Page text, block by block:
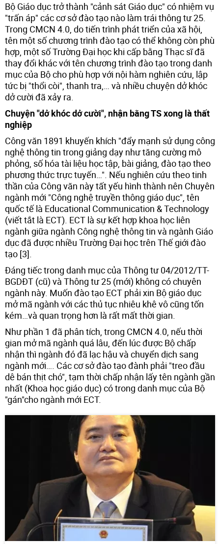
Bộ Giáo dục trở thành "cảnh sát Giáo dục" có nhiệm vụ
"trấn áp" các cơ sở đào tạo nào làm trái thông tư 25.
Trong CMCN 4.0, do tiến trình phát triển của xã hội,
tên một số chương trình đào tạo có thể không còn phù
hợp, một số Trường Đại học khi cấp bằng Thạc sĩ đã
thay đổi khác với tên chương trình đào tạo trong danh
mục của Bộ cho phù hợp với nội hàm nghiên cứu, lập
tức bị "thổi còi", thanh tra,… và nhiều chuyện dở khóc
dở cười đã xảy ra.
Chuyện "dở khóc dở cười", nhận bằng TS xong là thất
nghiệp
Công văn 1891 khuyến khích "đẩy mạnh sử dụng công
nghệ thông tin trong giảng dạy như tăng cường mô
phỏng, số hóa tài liệu học tập, bài giảng, đào tạo theo
phương thức trực tuyến…". Nếu nghiên cứu theo tinh
thần của Công văn này tất yếu hình thành nên Chuyên
ngành mới "Công nghệ truyền thông giáo dục", tên
quốc tế là Educational Communication & Technology
(viết tắt là ECT). ECT là sự kết hợp khoa học liên
ngành giữa ngành Công nghệ thông tin và ngành Giáo
dục đã được nhiều Trường Đại học trên Thế giới đào
tạo [3].
Đáng tiếc trong danh mục của Thông tư 04/2012/TT-
BGDĐT (cũ) và Thông tư 25 (mới) không có chuyên
ngành này. Muốn đào tạo ECT phải xin Bộ giáo dục
mở mã ngành với các thủ tục nhiêu khê vô cũng tốn
kém…và quan trọng hơn là rất mất thời gian.
Như phần 1 đã phân tích, trong CMCN 4.0, nếu thời
gian mở mã ngành quá lâu, đến lúc được Bộ chấp
nhận thì ngành đó đã lạc hậu và chuyển dịch sang
ngành mới…. Các cơ sở đào tạo đành phải "treo đầu
dê bán thịt chó", tạm thời chấp nhận lấy tên ngành gần
nhất (Khoa học giáo dục) có trong danh mục của Bộ
"gán"cho ngành mới ECT.